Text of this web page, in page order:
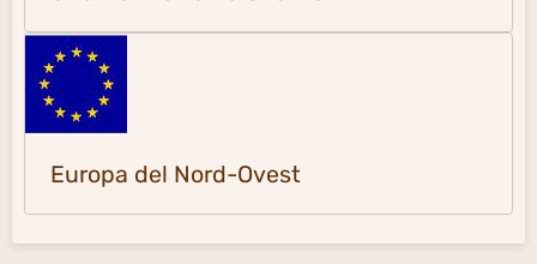
Europa del Nord-Ovest